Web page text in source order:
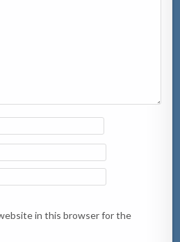
in this browser for the